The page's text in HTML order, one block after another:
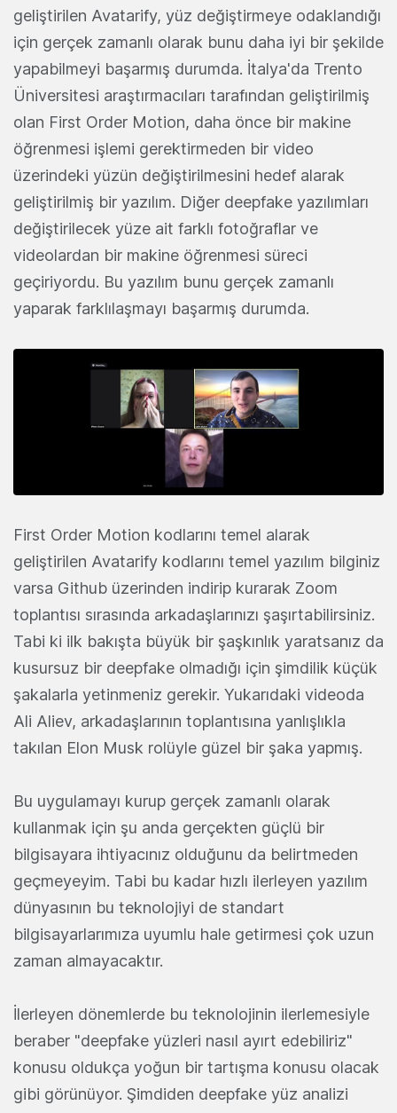
geliştirilen Avatarify, yüz değiştirmeye odaklandığı
için gerçek zamanlı olarak bunu daha iyi bir şekilde
yapabilmeyi başarmış durumda. İtalya'da Trento
Üniversitesi araştırmacıları tarafından geliştirilmiş
olan First Order Motion, daha önce bir makine
öğrenmesi işlemi gerektirmeden bir video
üzerindeki yüzün değiştirilmesini hedef alarak
geliştirilmiş bir yazılım. Diğer deepfake yazılımları
değiştirilecek yüze ait farklı fotoğraflar ve
videolardan bir makine öğrenmesi süreci
geçiriyordu. Bu yazılım bunu gerçek zamanlı
yaparak farklılaşmayı başarmış durumda.
First Order Motion kodlarını temel alarak
geliştirilen Avatarify kodlarını temel yazılım bilginiz
varsa Github üzerinden indirip kurarak Zoom
toplantısı sırasında arkadaşlarınızı şaşırtabilirsiniz.
Tabi ki ilk bakışta büyük bir şaşkınlık yaratsanız da
kusursuz bir deepfake olmadığı için şimdilik küçük
şakalarla yetinmeniz gerekir. Yukarıdaki videoda
Ali Aliev, arkadaşlarının toplantısına yanlışlıkla
takılan Elon Musk rolüyle güzel bir şaka yapmış.
Bu uygulamayı kurup gerçek zamanlı olarak
kullanmak için şu anda gerçekten güçlü bir
bilgisayara ihtiyacınız olduğunu da belirtmeden
geçmeyeyim. Tabi bu kadar hızlı ilerleyen yazılım
dünyasının bu teknolojiyi de standart
bilgisayarlarımıza uyumlu hale getirmesi çok uzun
zaman almayacaktır.
İlerleyen dönemlerde bu teknolojinin ilerlemesiyle
beraber "deepfake yüzleri nasıl ayırt edebiliriz"
konusu oldukça yoğun bir tartışma konusu olacak
gibi görünüyor. Şimdiden deepfake yüz analizi